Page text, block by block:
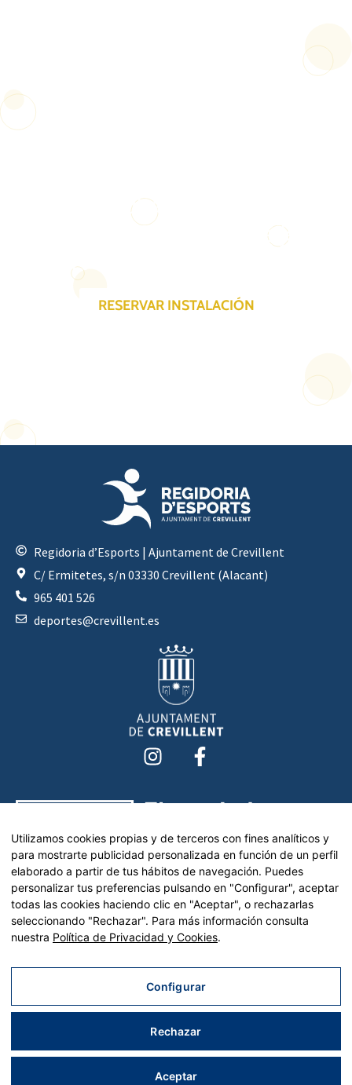
¿Necesitas alguna
Consulta los horarios
disponibles a los conserjes
del Pabellón Félix Candela
RESERVAR INSTALACIÓN
Regidoria d’Esports | Ajuntament de Crevillent
C/ Ermitetes, s/n 03330 Crevillent (Alacant)
965 401 526
deportes@crevillent.es
Utilizamos cookies propias y de terceros con fines analíticos y
para mostrarte publicidad personalizada en función de un perfil
elaborado a partir de tus hábitos de navegación. Puedes
personalizar tus preferencias pulsando en "Configurar", aceptar
todas las cookies haciendo clic en "Aceptar", o rechazarlas
seleccionando "Rechazar". Para más información consulta
nuestra Política de Privacidad y Cookies.
Configurar
Rechazar
Aceptar